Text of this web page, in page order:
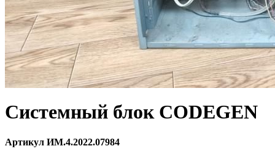
Системный блок CODEGEN
Артикул ИМ.4.2022.07984